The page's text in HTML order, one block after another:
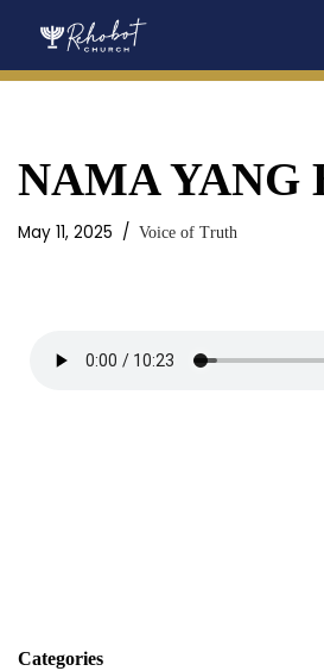
NAMA YANG
May 11, 2025 Voice of Truth
Categories